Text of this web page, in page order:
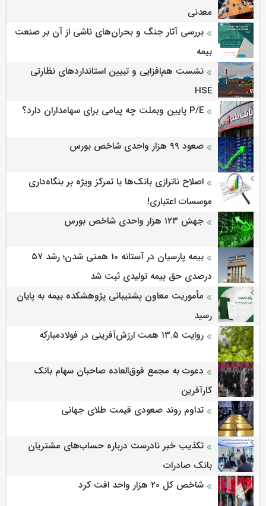
معدنی
بررسی آثار جنگ و بحران‌های ناشی از آن بر صنعت
بیمه
نشست هم‌افزایی و تبیین استانداردهای نظارتی
HSE
P/E پایین وبملت چه پیامی برای سهامداران دارد؟
صعود ۹۹ هزار واحدی شاخص بورس
اصلاح ناترازی بانک‌ها با تمرکز ویژه بر بنگاه‌داری
موسسات اعتباری!
جهش ۱۲۳ هزار واحدی شاخص بورس
بیمه پارسیان در آستانه 10 همتی شدن؛ رشد ۵۷
درصدی حق بیمه تولیدی ثبت شد
مأموریت معاون پشتیبانی پژوهشكده بیمه به پایان
رسید
روایت ۱۳.۵ همت ارزش‌آفرینی در فولادمبارکه
دعوت به مجمع فوق‌العاده صاحبان سهام بانک
کارآفرین
تداوم روند صعودی قیمت طلای جهانی
تکذیب خبر نادرست درباره حساب‌های مشتریان
بانک صادرات
شاخص کل ۲۰ هزار واحد افت کرد